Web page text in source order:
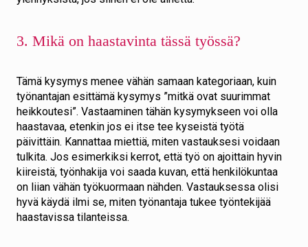
3. Mikä on haastavinta tässä työssä?
Tämä kysymys menee vähän samaan kategoriaan, kuin
työnantajan esittämä kysymys ”mitkä ovat suurimmat
heikkoutesi”. Vastaaminen tähän kysymykseen voi olla
haastavaa, etenkin jos ei itse tee kyseistä työtä
päivittäin. Kannattaa miettiä, miten vastauksesi voidaan
tulkita. Jos esimerkiksi kerrot, että työ on ajoittain hyvin
kiireistä, työnhakija voi saada kuvan, että henkilökuntaa
on liian vähän työkuormaan nähden. Vastauksessa olisi
hyvä käydä ilmi se, miten työnantaja tukee työntekijää
haastavissa tilanteissa.